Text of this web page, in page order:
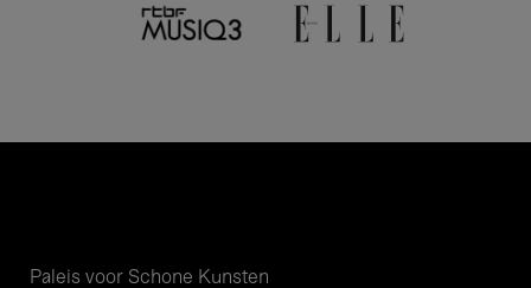
Paleis voor Schone Kunsten